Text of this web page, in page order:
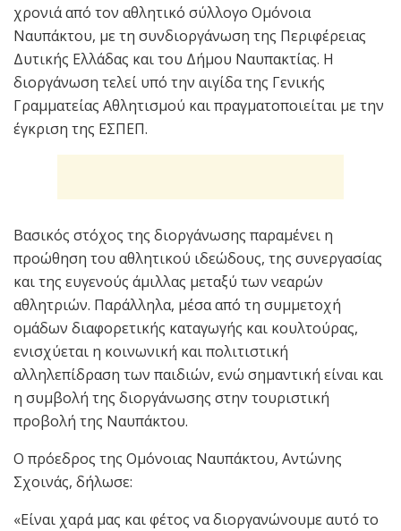
χρονιά από τον αθλητικό σύλλογο Ομόνοια
Ναυπάκτου, με τη συνδιοργάνωση της Περιφέρειας
Δυτικής Ελλάδας και του Δήμου Ναυπακτίας. Η
διοργάνωση τελεί υπό την αιγίδα της Γενικής
Γραμματείας Αθλητισμού και πραγματοποιείται με την
έγκριση της ΕΣΠΕΠ.
Βασικός στόχος της διοργάνωσης παραμένει η
προώθηση του αθλητικού ιδεώδους, της συνεργασίας
και της ευγενούς άμιλλας μεταξύ των νεαρών
αθλητριών. Παράλληλα, μέσα από τη συμμετοχή
ομάδων διαφορετικής καταγωγής και κουλτούρας,
ενισχύεται η κοινωνική και πολιτιστική
αλληλεπίδραση των παιδιών, ενώ σημαντική είναι και
η συμβολή της διοργάνωσης στην τουριστική
προβολή της Ναυπάκτου.
Ο πρόεδρος της Ομόνοιας Ναυπάκτου, Αντώνης
Σχοινάς, δήλωσε:
«Είναι χαρά μας και φέτος να διοργανώνουμε αυτό το